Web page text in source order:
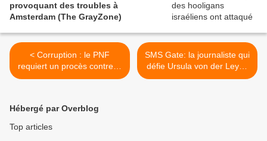
provoquant des troubles à
Amsterdam (The GrayZone)
< Corruption : le PNF
requiert un procès contre la
ministre Rachida Dati et
SMS Gate: la journaliste qui
défie Ursula von der Leyen
(Blast) >
Hébergé par Overblog
Top articles